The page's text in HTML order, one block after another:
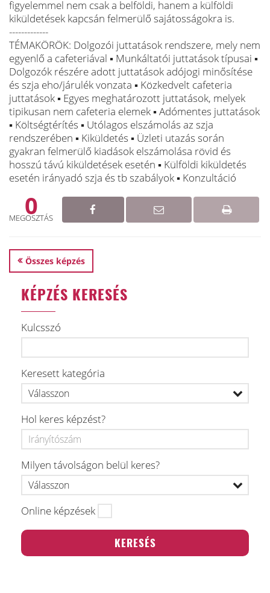
figyelemmel nem csak a belföldi, hanem a külföldi
kiküldetések kapcsán felmerülő sajátosságokra is.
-------------
TÉMAKÖRÖK: Dolgozói juttatások rendszere, mely nem
egyenlő a cafeteriával ▪ Munkáltatói juttatások típusai ▪
Dolgozók részére adott juttatások adójogi minősítése
és szja eho/járulék vonzata ▪ Közkedvelt cafeteria
juttatások ▪ Egyes meghatározott juttatások, melyek
tipikusan nem cafeteria elemek ▪ Adómentes juttatások
▪ Költségtérítés ▪ Utólagos elszámolás az szja
rendszerében ▪ Kiküldetés ▪ Üzleti utazás során
gyakran felmerülő kiadások elszámolása rövid és
hosszú távú kiküldetések esetén ▪ Külföldi kiküldetés
esetén irányadó szja és tb szabályok ▪ Konzultáció
0
MEGOSZTÁS
Összes képzés
KÉPZÉS KERESÉS
Kulcsszó
Keresett kategória
Hol keres képzést?
Milyen távolságon belül keres?
Online képzések